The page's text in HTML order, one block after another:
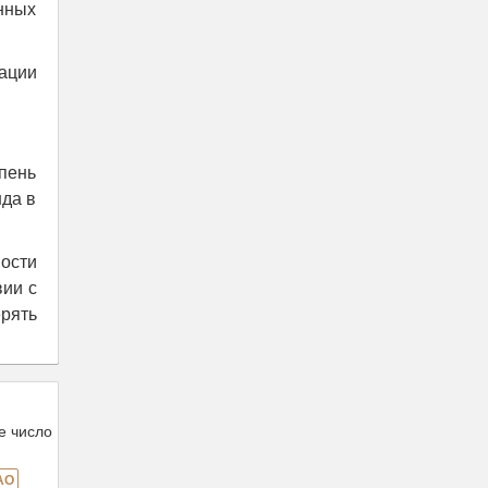
в
с
число